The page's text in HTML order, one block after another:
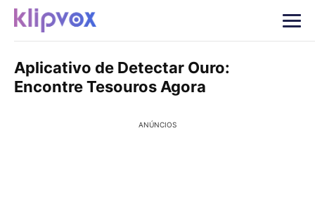
Aplicativo de Detectar Ouro:
Encontre Tesouros Agora
ANÚNCIOS